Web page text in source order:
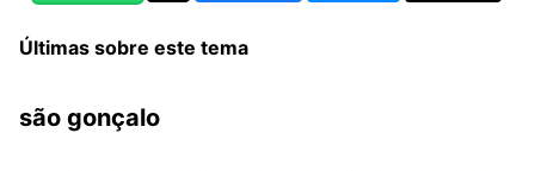
Últimas sobre este tema
são gonçalo